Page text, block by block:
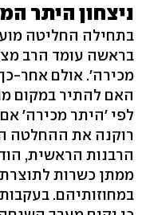
ניצחון היתר
בתחילה החליטה
בראשה עומד הרב
מכירה'. אולם אחר-
האם להתיר במקום
לפי 'היתר מכירה'
רוקנה את ההחלטה
ממתן כשרות
במחוזותיהם.